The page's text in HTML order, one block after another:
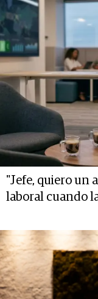
"Jefe, quiero un
laboral cuando